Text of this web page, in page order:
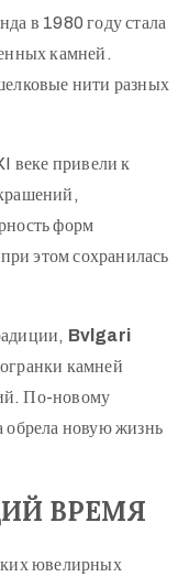
в 1980 году стала
камней.
нити разных
веке привели к
форм
этом сохранилась
Bvlgari
камней
По-новому
обрела новую жизнь
ВРЕМЯ
ювелирных